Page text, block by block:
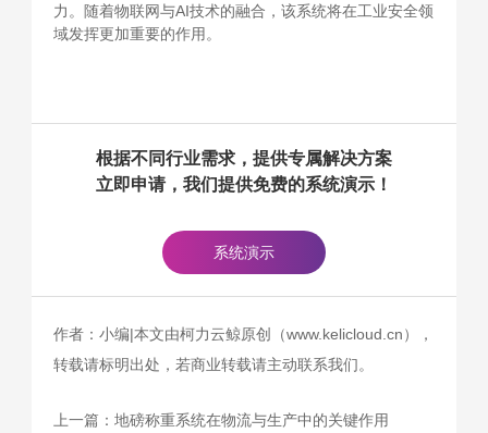
力。随着物联网与AI技术的融合，该系统将在工业安全领
域发挥更加重要的作用。
根据不同行业需求，提供专属解决方案
立即申请，我们提供免费的系统演示！
系统演示
作者：小编|本文由柯力云鲸原创（www.kelicloud.cn），
转载请标明出处，若商业转载请主动联系我们。
上一篇： 地磅称重系统在物流与生产中的关键作用